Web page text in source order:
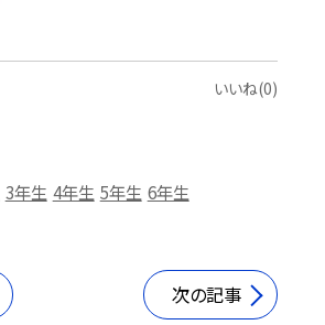
いいね(0)
3年生 4年生 5年生 6年生
次の記事